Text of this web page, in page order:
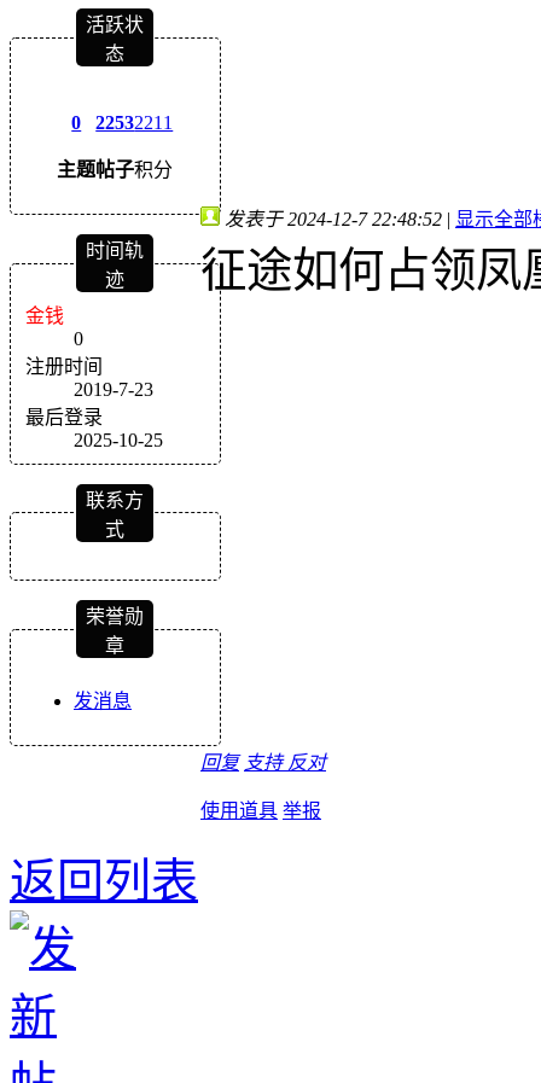
活跃状
态
0
主题
2253
帖子
2211
积分
时间轨
迹
金钱
0
注册时间
2019-7-23
最后登录
2025-10-25
联系方
式
荣誉勋
章
发消息
发表于 2024-12-7 22:48:52 | 显示全部
征途如何占领凤
回复 支持 反对
使用道具 举报
返回列表